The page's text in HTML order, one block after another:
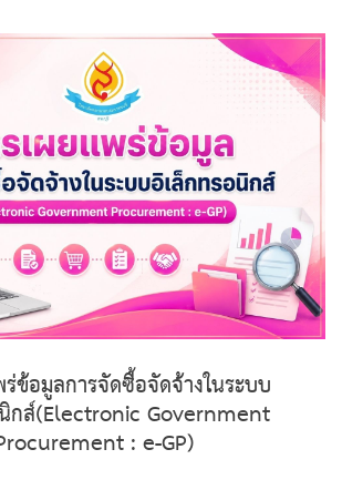
ข้อมูลการจัดซื้อจัดจ้างในระบบ
กส์(Electronic Government
: e-GP)